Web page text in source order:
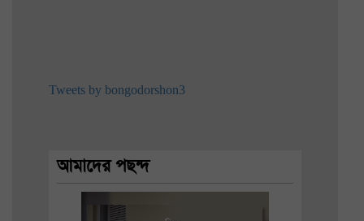
Tweets by bongodorshon3
আমাদের পছন্দ